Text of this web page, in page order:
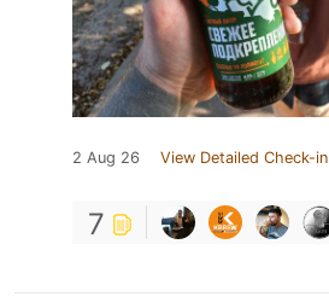
2 Aug 26 View Detailed Check-in
7